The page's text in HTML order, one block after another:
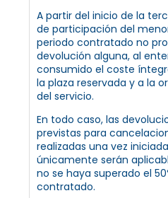
A partir del inicio de la
de participación del
periodo contratado no
devolución alguna, al
consumido el coste
la plaza reservada y a la
del servicio.
En todo caso, las
previstas para
realizadas una vez
únicamente serán
no se haya superado el
contratado.